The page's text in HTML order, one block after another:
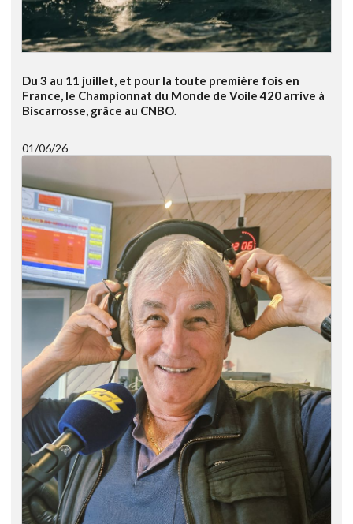
Du 3 au 11 juillet, et pour la toute première fois en
France, le Championnat du Monde de Voile 420 arrive à
Biscarrosse, grâce au CNBO.
01/06/26